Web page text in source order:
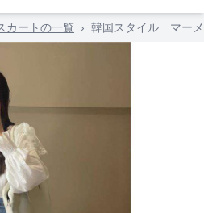
カートの一覧 › 韓国スタイル マー